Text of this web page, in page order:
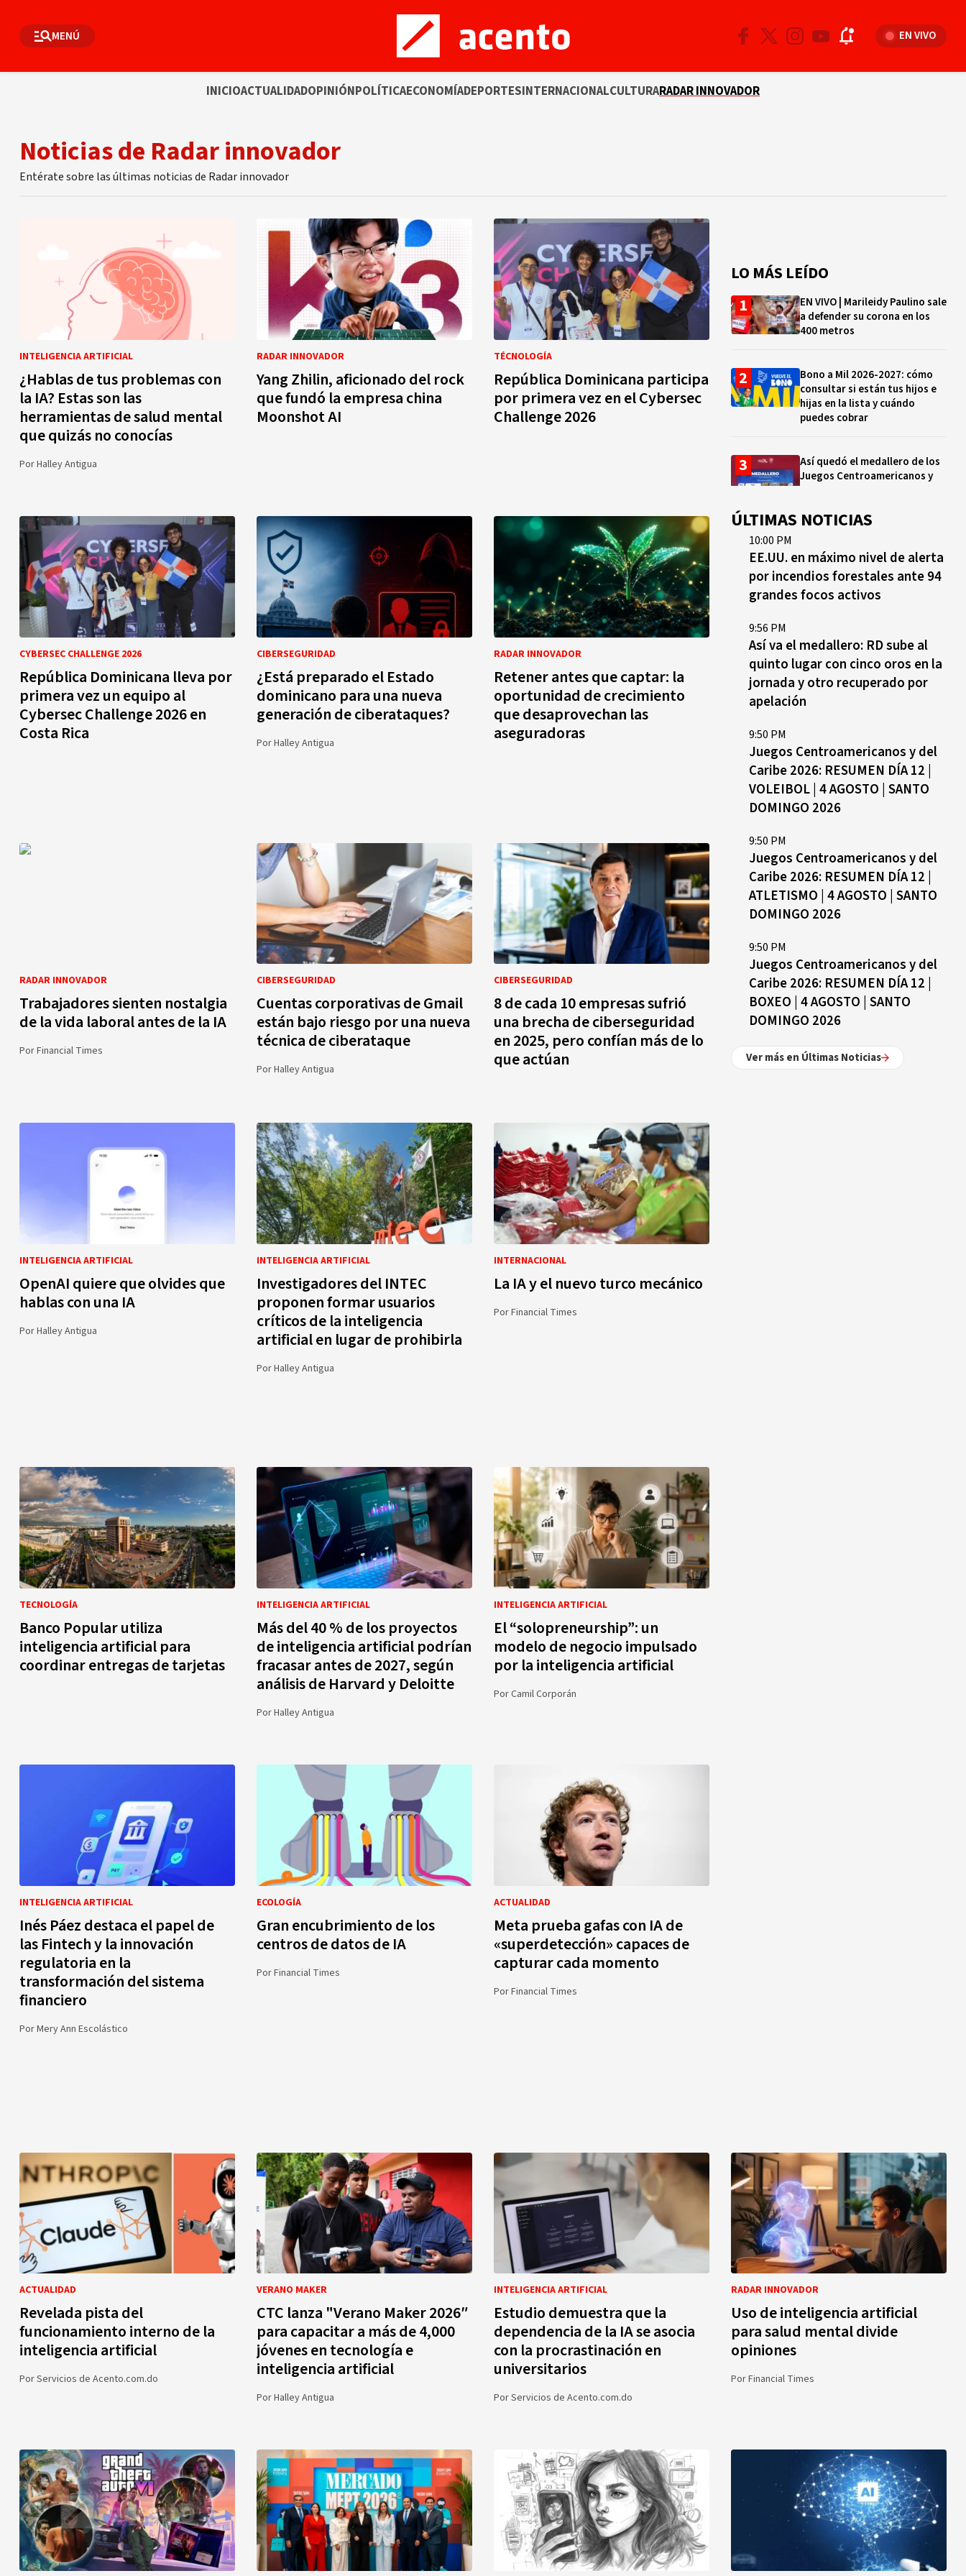
MENÚ EN VIVO
INICIOACTUALIDADOPINIÓNPOLÍTICAECONOMÍADEPORTESINTERNACIONALCULTURARADAR INNOVADOR
Noticias de Radar innovador
Entérate sobre las últimas noticias de Radar innovador
INTELIGENCIA ARTIFICIAL
¿Hablas de tus problemas con
la IA? Estas son las
herramientas de salud mental
que quizás no conocías
PorHalley Antigua
RADAR INNOVADOR
Yang Zhilin, aficionado del rock
que fundó la empresa china
Moonshot AI
TÉCNOLOGÍA
República Dominicana participa
por primera vez en el Cybersec
Challenge 2026
CYBERSEC CHALLENGE 2026
República Dominicana lleva por
primera vez un equipo al
Cybersec Challenge 2026 en
Costa Rica
CIBERSEGURIDAD
¿Está preparado el Estado
dominicano para una nueva
generación de ciberataques?
PorHalley Antigua
RADAR INNOVADOR
Retener antes que captar: la
oportunidad de crecimiento
que desaprovechan las
aseguradoras
RADAR INNOVADOR
Trabajadores sienten nostalgia
de la vida laboral antes de la IA
PorFinancial Times
CIBERSEGURIDAD
Cuentas corporativas de Gmail
están bajo riesgo por una nueva
técnica de ciberataque
PorHalley Antigua
CIBERSEGURIDAD
8 de cada 10 empresas sufrió
una brecha de ciberseguridad
en 2025, pero confían más de lo
que actúan
INTELIGENCIA ARTIFICIAL
OpenAI quiere que olvides que
hablas con una IA
PorHalley Antigua
INTELIGENCIA ARTIFICIAL
Investigadores del INTEC
proponen formar usuarios
críticos de la inteligencia
artificial en lugar de prohibirla
PorHalley Antigua
INTERNACIONAL
La IA y el nuevo turco mecánico
PorFinancial Times
TECNOLOGÍA
Banco Popular utiliza
inteligencia artificial para
coordinar entregas de tarjetas
INTELIGENCIA ARTIFICIAL
Más del 40 % de los proyectos
de inteligencia artificial podrían
fracasar antes de 2027, según
análisis de Harvard y Deloitte
PorHalley Antigua
INTELIGENCIA ARTIFICIAL
El “solopreneurship”: un
modelo de negocio impulsado
por la inteligencia artificial
PorCamil Corporán
INTELIGENCIA ARTIFICIAL
Inés Páez destaca el papel de
las Fintech y la innovación
regulatoria en la
transformación del sistema
financiero
PorMery Ann Escolástico
ECOLOGÍA
Gran encubrimiento de los
centros de datos de IA
PorFinancial Times
ACTUALIDAD
Meta prueba gafas con IA de
«superdetección» capaces de
capturar cada momento
PorFinancial Times
LO MÁS LEÍDO
EN VIVO | Marileidy Paulino sale
a defender su corona en los
400 metros
Bono a Mil 2026-2027: cómo
consultar si están tus hijos e
hijas en la lista y cuándo
puedes cobrar
Así quedó el medallero de los
Juegos Centroamericanos y
Santoral del 4 de agosto:
santos, beatos y mártires que
celebra la Iglesia católica hoy
Rosado entre las olas de Azua
ÚLTIMAS NOTICIAS
10:00 PM
EE.UU. en máximo nivel de alerta
por incendios forestales ante 94
grandes focos activos
9:56 PM
Así va el medallero: RD sube al
quinto lugar con cinco oros en la
jornada y otro recuperado por
apelación
9:50 PM
Juegos Centroamericanos y del
Caribe 2026: RESUMEN DÍA 12 |
VOLEIBOL | 4 AGOSTO | SANTO
DOMINGO 2026
9:50 PM
Juegos Centroamericanos y del
Caribe 2026: RESUMEN DÍA 12 |
ATLETISMO | 4 AGOSTO | SANTO
DOMINGO 2026
9:50 PM
Juegos Centroamericanos y del
Caribe 2026: RESUMEN DÍA 12 |
BOXEO | 4 AGOSTO | SANTO
DOMINGO 2026
Ver más en Últimas Noticias
ACTUALIDAD
Revelada pista del
funcionamiento interno de la
inteligencia artificial
PorServicios de Acento.com.do
VERANO MAKER
CTC lanza "Verano Maker 2026″
para capacitar a más de 4,000
jóvenes en tecnología e
inteligencia artificial
PorHalley Antigua
INTELIGENCIA ARTIFICIAL
Estudio demuestra que la
dependencia de la IA se asocia
con la procrastinación en
universitarios
PorServicios de Acento.com.do
RADAR INNOVADOR
Uso de inteligencia artificial
para salud mental divide
opiniones
PorFinancial Times